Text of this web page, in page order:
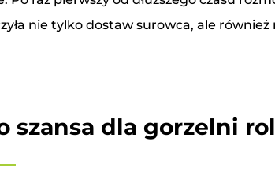
nie tylko dostaw surowca, ale
szansa dla gorzelni